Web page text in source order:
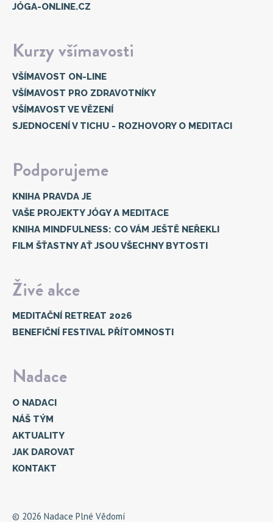
JÓGA-ONLINE.CZ
Kurzy všímavosti
VŠÍMAVOST ON-LINE
VŠÍMAVOST PRO ZDRAVOTNÍKY
VŠÍMAVOST VE VĚZENÍ
SJEDNOCENÍ V TICHU - ROZHOVORY O MEDITACI
Podporujeme
KNIHA PRAVDA JE
VAŠE PROJEKTY JÓGY A MEDITACE
KNIHA MINDFULNESS: CO VÁM JEŠTĚ NEŘEKLI
FILM ŠŤASTNY AŤ JSOU VŠECHNY BYTOSTI
Živé akce
MEDITAČNÍ RETREAT 2026
BENEFIČNÍ FESTIVAL PŘÍTOMNOSTI
Nadace
O NADACI
NÁŠ TÝM
AKTUALITY
JAK DAROVAT
KONTAKT
© 2026 Nadace Plné Vědomí